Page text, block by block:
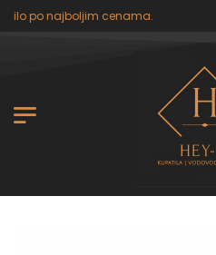
po najboljim cenama.